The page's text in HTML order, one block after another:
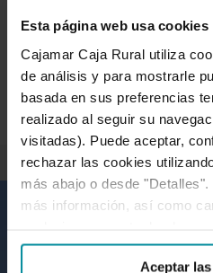
Esta página web usa cookies
Cajamar Caja Rural utiliza
de análisis y para mostrarle
basada en sus preferencias
realizado al seguir su
visitadas). Puede aceptar,
rechazar las cookies
más abajo o desde "Detalles".
más información, así como
Aceptar
La demanda ha alcanzado los
4,2 veces superior. Grupo
través del…